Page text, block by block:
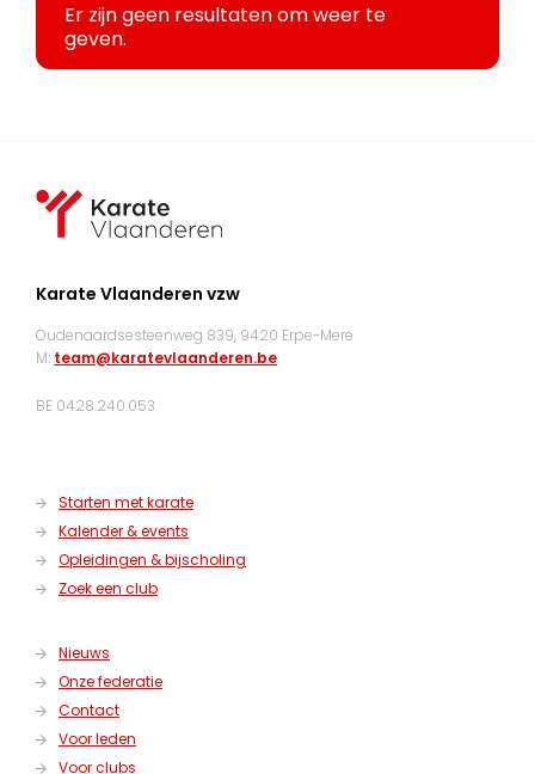
Er zijn geen resultaten om weer te
geven.
Karate Vlaanderen vzw
Oudenaardsesteenweg 839, 9420 Erpe-Mere
M: team@karatevlaanderen.be
BE 0428.240.053
Starten met karate
Kalender & events
Opleidingen & bijscholing
Zoek een club
Nieuws
Onze federatie
Contact
Voor leden
Voor clubs